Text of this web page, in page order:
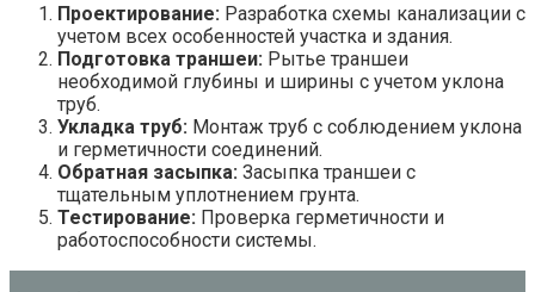
Проектирование: Разработка схемы канализации с
учетом всех особенностей участка и здания.
Подготовка траншеи: Рытье траншеи
необходимой глубины и ширины с учетом уклона
труб.
Укладка труб: Монтаж труб с соблюдением уклона
и герметичности соединений.
Обратная засыпка: Засыпка траншеи с
тщательным уплотнением грунта.
Тестирование: Проверка герметичности и
работоспособности системы.